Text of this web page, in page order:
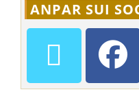
ANPAR SUI